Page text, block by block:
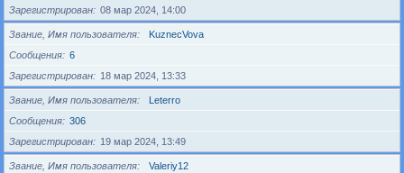
Зарегистрирован
08 мар 2024, 14:00
Звание, Имя пользователя
KuznecVova
Сообщения
6
Зарегистрирован
18 мар 2024, 13:33
Звание, Имя пользователя
Leterro
Сообщения
306
Зарегистрирован
19 мар 2024, 13:49
Звание, Имя пользователя
Valeriy12